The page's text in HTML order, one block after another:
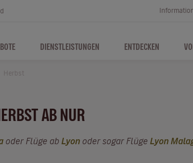
DIENSTLEISTUNGEN ENTDECKEN
Herbst
AB NUR
oder Flüge ab Lyon oder sogar Flüge Lyon